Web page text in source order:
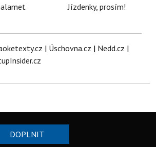
Jízdenky, prosím!
| Úschovna.cz | Nedd.cz |
DOPLNIT